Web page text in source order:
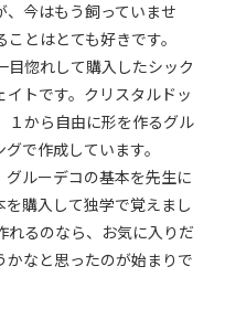
今はもう飼っていませ
とはとても好きです。
惚れして購入したシック
トです。クリスタルドッ
１から自由に形を作るグル
で作成しています。
ルーデコの基本を先生に
購入して独学で覚えまし
れるのなら、お気に入りだ
かなと思ったのが始まりで